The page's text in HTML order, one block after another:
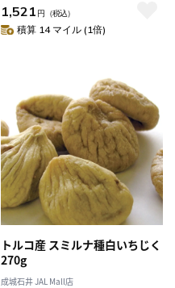
1,521 円 （税込）
積算 14 マイル (1倍)
トルコ産 スミルナ種白いちじく
270g
成城石井 JAL Mall店